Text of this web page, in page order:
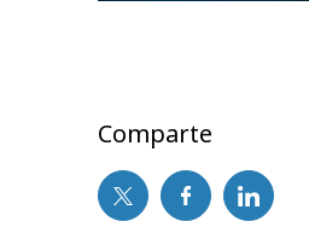
Comparte